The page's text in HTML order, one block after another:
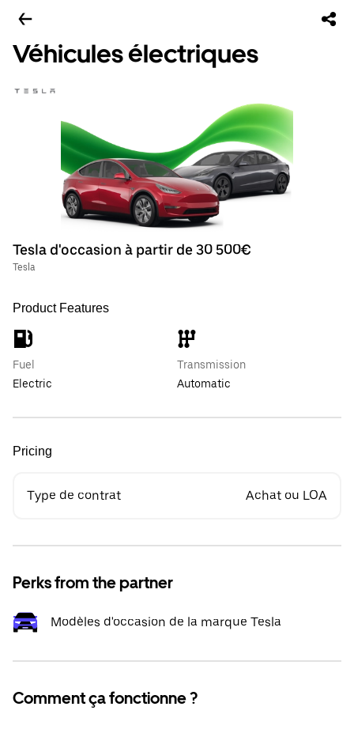
Véhicules électriques
Tesla d'occasion à partir de 30 500€
Tesla
Product Features
Fuel
Electric
Transmission
Automatic
Pricing
Type de contrat Achat ou LOA
Perks from the partner
Modèles d'occasion de la marque Tesla
Comment ça fonctionne ?